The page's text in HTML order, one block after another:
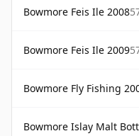
Bowmore Feis Ile 2008
Bowmore Feis Ile 2009
Bowmore Fly Fishing
Bowmore Islay Malt